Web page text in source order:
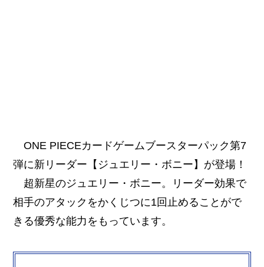
ONE PIECEカードゲームブースターパック第7
弾に新リーダー【ジュエリー・ボニー】が登場！
超新星のジュエリー・ボニー。リーダー効果で
相手のアタックをかくじつに1回止めることがで
きる優秀な能力をもっています。